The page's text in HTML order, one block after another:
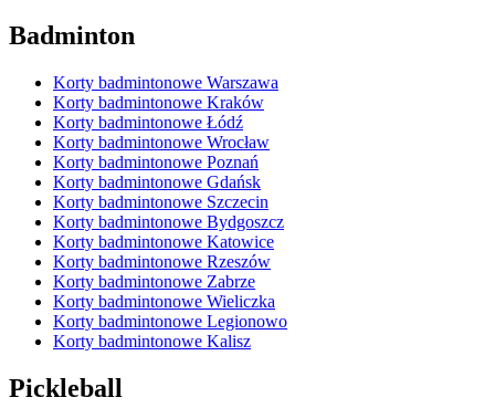
Badminton
Korty badmintonowe Warszawa
Korty badmintonowe Kraków
Korty badmintonowe Łódź
Korty badmintonowe Wrocław
Korty badmintonowe Poznań
Korty badmintonowe Gdańsk
Korty badmintonowe Szczecin
Korty badmintonowe Bydgoszcz
Korty badmintonowe Katowice
Korty badmintonowe Rzeszów
Korty badmintonowe Zabrze
Korty badmintonowe Wieliczka
Korty badmintonowe Legionowo
Korty badmintonowe Kalisz
Pickleball